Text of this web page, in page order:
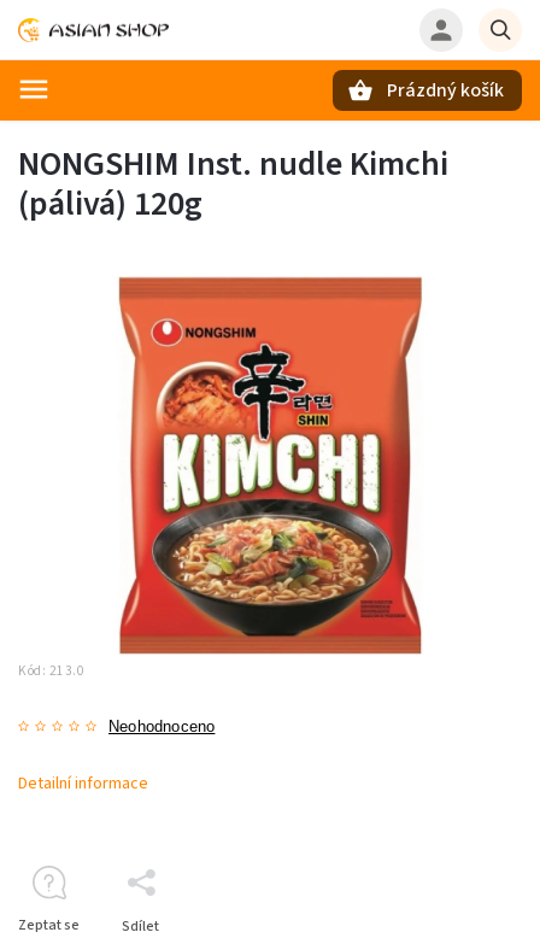
Prázdný košík
NONGSHIM Inst. nudle Kimchi
(pálivá) 120g
Kód: 213.0
Neohodnoceno
Detailní informace
Zeptat se Sdílet